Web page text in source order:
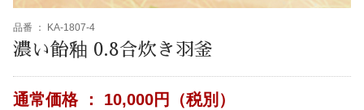
品番 ： KA-1807-4
濃い飴釉 0.8合炊き羽釜
通常価格 ： 10,000円（税別）